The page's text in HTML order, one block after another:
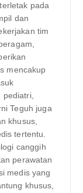
pada
dan
tim
mencakup
Teguh juga
khusus,
tertentu.
canggih
perawatan
medis yang
khusus,